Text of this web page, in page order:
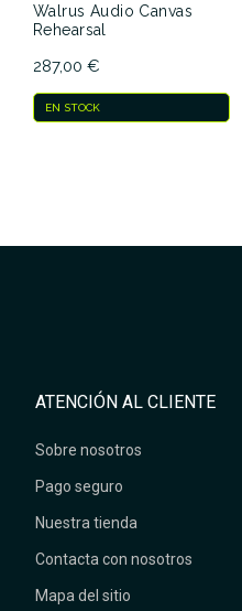
Walrus Audio Canvas
Rehearsal
287,00 €
EN STOCK
ATENCIÓN AL CLIENTE
Sobre nosotros
Pago seguro
Nuestra tienda
Contacta con nosotros
Mapa del sitio